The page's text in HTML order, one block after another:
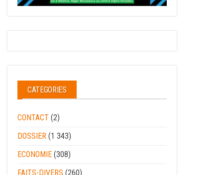
CATEGORIES
CONTACT (2)
DOSSIER (1 343)
ECONOMIE (308)
FAITS-DIVERS (260)